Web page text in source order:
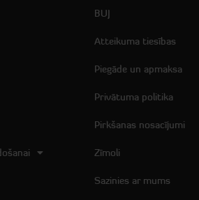
BUJ
Atteikuma tiesības
Piegāde un apmaksa
Privātuma politika
Pirkšanas nosacījumi
Zīmoli
Sazinies ar mums